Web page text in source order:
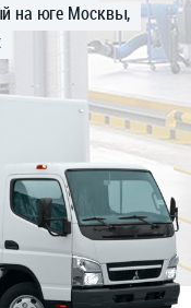
на юге Москвы,